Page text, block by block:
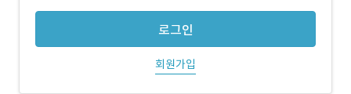
로그인
회원가입